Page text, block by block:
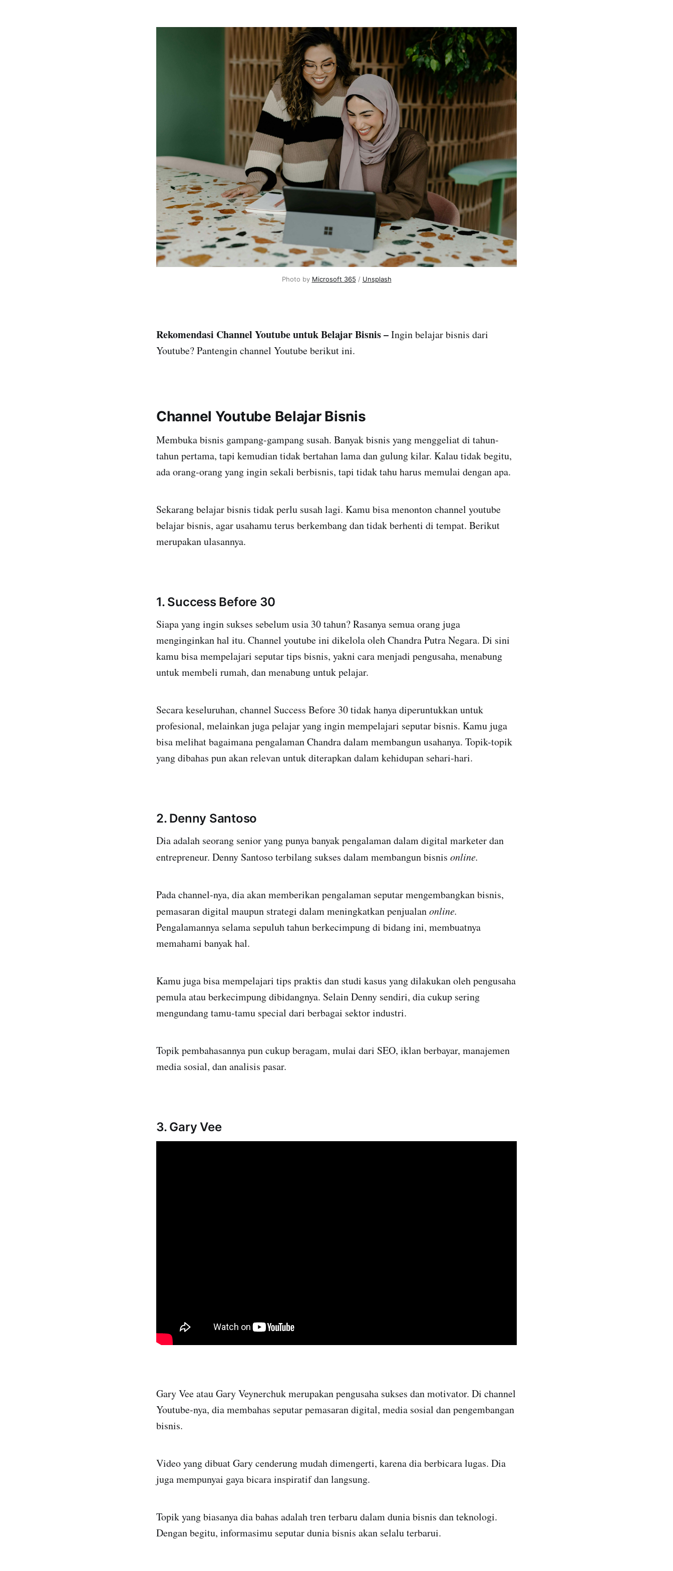
Photo by Microsoft 365 / Unsplash
Rekomendasi Channel Youtube untuk Belajar Bisnis–Ingin belajar bisnis dari
Youtube? Pantengin channel Youtube berikut ini.
Channel Youtube Belajar Bisnis
Membuka bisnis gampang-gampang susah. Banyak bisnis yang menggeliat di tahun-
tahun pertama, tapi kemudian tidak bertahan lama dan gulung kilar. Kalau tidak begitu,
ada orang-orang yang ingin sekali berbisnis, tapi tidak tahu harus memulai dengan apa.
Sekarang belajar bisnis tidak perlu susah lagi. Kamu bisa menonton channel youtube
belajar bisnis, agar usahamu terus berkembang dan tidak berhenti di tempat. Berikut
merupakan ulasannya.
1. Success Before 30
Siapa yang ingin sukses sebelum usia 30 tahun? Rasanya semua orang juga
menginginkan hal itu. Channel youtube ini dikelola oleh Chandra Putra Negara. Di sini
kamu bisa mempelajari seputar tips bisnis, yakni cara menjadi pengusaha, menabung
untuk membeli rumah, dan menabung untuk pelajar.
Secara keseluruhan, channel Success Before 30 tidak hanya diperuntukkan untuk
profesional, melainkan juga pelajar yang ingin mempelajari seputar bisnis. Kamu juga
bisa melihat bagaimana pengalaman Chandra dalam membangun usahanya. Topik-topik
yang dibahas pun akan relevan untuk diterapkan dalam kehidupan sehari-hari.
2. Denny Santoso
Dia adalah seorang senior yang punya banyak pengalaman dalam digital marketer dan
entrepreneur. Denny Santoso terbilang sukses dalam membangun bisnis online.
Pada channel-nya, dia akan memberikan pengalaman seputar mengembangkan bisnis,
pemasaran digital maupun strategi dalam meningkatkan penjualanonline.
Pengalamannya selama sepuluh tahun berkecimpung di bidang ini, membuatnya
memahami banyak hal.
Kamu juga bisa mempelajari tips praktis dan studi kasus yang dilakukan oleh pengusaha
pemula atau berkecimpung dibidangnya. Selain Denny sendiri, dia cukup sering
mengundang tamu-tamu special dari berbagai sektor industri.
Topik pembahasannya pun cukup beragam, mulai dari SEO, iklan berbayar, manajemen
media sosial, dan analisis pasar.
3. Gary Vee
Gary Vee atau Gary Veynerchuk merupakan pengusaha sukses dan motivator. Di channel
Youtube-nya, dia membahas seputar pemasaran digital, media sosial dan pengembangan
bisnis.
Video yang dibuat Gary cenderung mudah dimengerti, karena dia berbicara lugas. Dia
juga mempunyai gaya bicara inspiratif dan langsung.
Topik yang biasanya dia bahas adalah tren terbaru dalam dunia bisnis dan teknologi.
Dengan begitu, informasimu seputar dunia bisnis akan selalu terbarui.